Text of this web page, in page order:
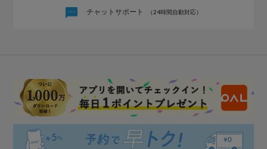
チャットサポート （24時間自動対応）